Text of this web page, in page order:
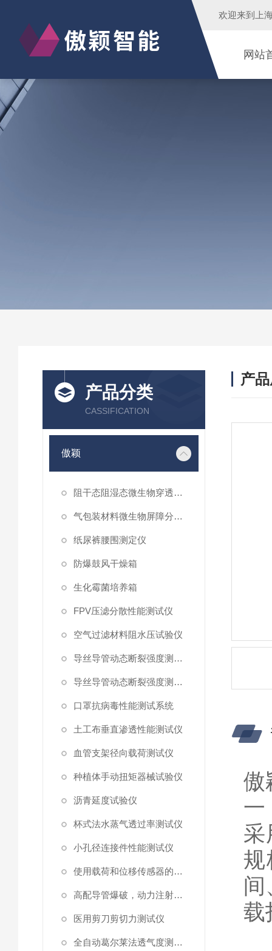
欢迎来到 上
网站
产品分类
CASSIFICATION
傲颖
阻干态阻湿态微生物穿透性能测试仪
气包装材料微生物屏障分等试验仪
纸尿裤腰围测定仪
防爆鼓风干燥箱
生化霉菌培养箱
FPV压滤分散性能测试仪
空气过滤材料阻水压试验仪
导丝导管动态断裂强度测试仪 （峰值拉力）
导丝导管动态断裂强度测试仪
口罩抗病毒性能测试系统
土工布垂直渗透性能测试仪
血管支架径向载荷测试仪
种植体手动扭矩器械试验仪
沥青延度试验仪
杯式法水蒸气透过率测试仪
小孔径连接件性能测试仪
使用载荷和位移传感器的塑料高速穿刺特性测试仪
高配导管爆破，动力注射中流量及压力测试仪
医用剪刀剪切力测试仪
全自动葛尔莱法透气度测试仪
产
傲
一
采
规
间
载